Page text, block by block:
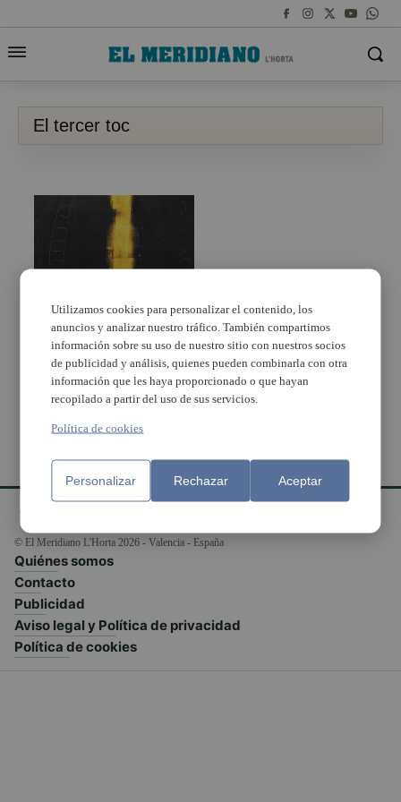
El tercer toc
Toni Mollà presenta el
seu darrer dietari, ‘El
tercer toc’
© El Meridiano L'Horta 2026 - Valencia - España
Quiénes somos
Contacto
Publicidad
Aviso legal y Política de privacidad
Política de cookies
Utilizamos cookies para personalizar el contenido, los
anuncios y analizar nuestro tráfico. También compartimos
información sobre su uso de nuestro sitio con nuestros socios
de publicidad y análisis, quienes pueden combinarla con otra
información que les haya proporcionado o que hayan
recopilado a partir del uso de sus servicios.
Política de cookies
Personalizar Rechazar Aceptar